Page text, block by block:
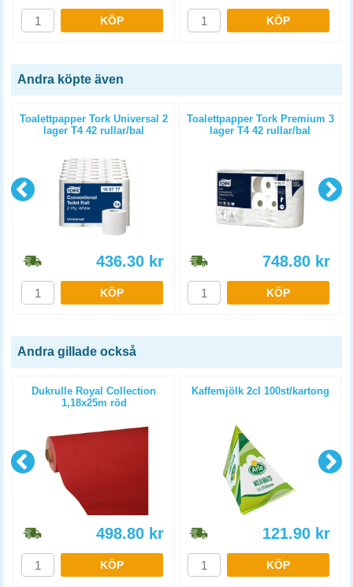
KÖP KÖP
Andra köpte även
Toalettpapper Tork Universal 2
lager T4 42 rullar/bal
436.30 kr
KÖP
Toalettpapper Tork Premium 3
lager T4 42 rullar/bal
748.80 kr
KÖP
Andra gillade också
Dukrulle Royal Collection
1,18x25m röd
498.80 kr
KÖP
Kaffemjölk 2cl 100st/kartong
121.90 kr
KÖP